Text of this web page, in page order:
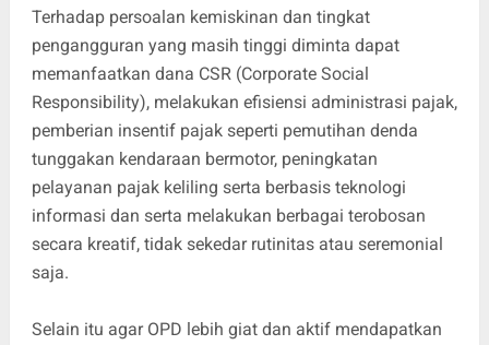
Terhadap persoalan kemiskinan dan tingkat
pengangguran yang masih tinggi diminta dapat
memanfaatkan dana CSR (Corporate Social
Responsibility), melakukan efisiensi administrasi pajak,
pemberian insentif pajak seperti pemutihan denda
tunggakan kendaraan bermotor, peningkatan
pelayanan pajak keliling serta berbasis teknologi
informasi dan serta melakukan berbagai terobosan
secara kreatif, tidak sekedar rutinitas atau seremonial
saja.
Selain itu agar OPD lebih giat dan aktif mendapatkan